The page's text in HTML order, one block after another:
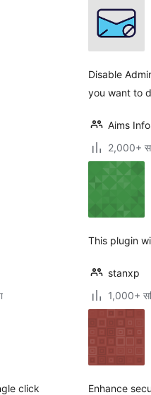
Disable
you want to
Aims
2,000+
This plugin
stanxp
1,000+
click Enhance